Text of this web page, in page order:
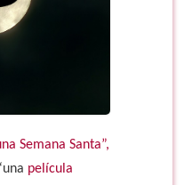
Semana Santa”,
película